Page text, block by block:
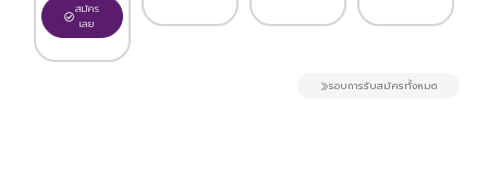
สมัคร
เลย
รอบการรับสมัครทั้งหมด